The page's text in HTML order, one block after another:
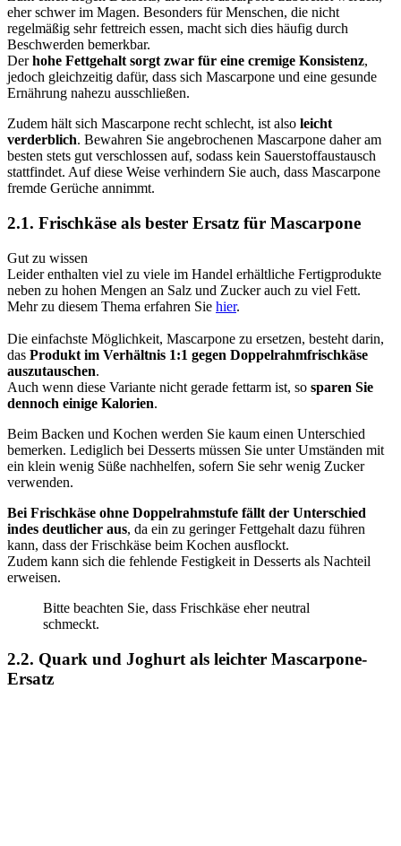
eher schwer im Magen. Besonders für Menschen, die nicht
regelmäßig sehr fettreich essen, macht sich dies häufig durch
Beschwerden bemerkbar.
Derhohe Fettgehalt sorgt zwar für eine cremige Konsistenz,
jedoch gleichzeitig dafür, dass sich Mascarpone und eine gesunde
Ernährung nahezu ausschließen.
Zudem hält sich Mascarpone recht schlecht, ist also leicht
verderblich. Bewahren Sie angebrochenen Mascarpone daher am
besten stets gut verschlossen auf, sodass kein Sauerstoffaustausch
stattfindet. Auf diese Weise verhindern Sie auch, dass Mascarpone
fremde Gerüche annimmt.
2.1. Frischkäse als bester Ersatz für Mascarpone
Gut zu wissen
Leider enthalten viel zu viele im Handel erhältliche Fertigprodukte
neben zu hohen Mengen an Salz und Zucker auch zu viel Fett.
Mehr zu diesem Thema erfahren Sie hier.
Die einfachste Möglichkeit, Mascarpone zu ersetzen, besteht darin,
das Produkt im Verhältnis 1:1 gegen Doppelrahmfrischkäse
auszutauschen.
Auch wenn diese Variante nicht gerade fettarm ist, so sparen Sie
dennoch einige Kalorien.
Beim Backen und Kochen werden Sie kaum einen Unterschied
bemerken. Lediglich bei Desserts müssen Sie unter Umständen mit
ein klein wenig Süße nachhelfen, sofern Sie sehr wenig Zucker
verwenden.
Bei Frischkäse ohne Doppelrahmstufe fällt der Unterschied
indes deutlicher aus, da ein zu geringer Fettgehalt dazu führen
kann, dass der Frischkäse beim Kochen ausflockt.
Zudem kann sich die fehlende Festigkeit in Desserts als Nachteil
erweisen.
Bitte beachten Sie, dass Frischkäse eher neutral
schmeckt.
2.2. Quark und Joghurt als leichter Mascarpone-
Ersatz